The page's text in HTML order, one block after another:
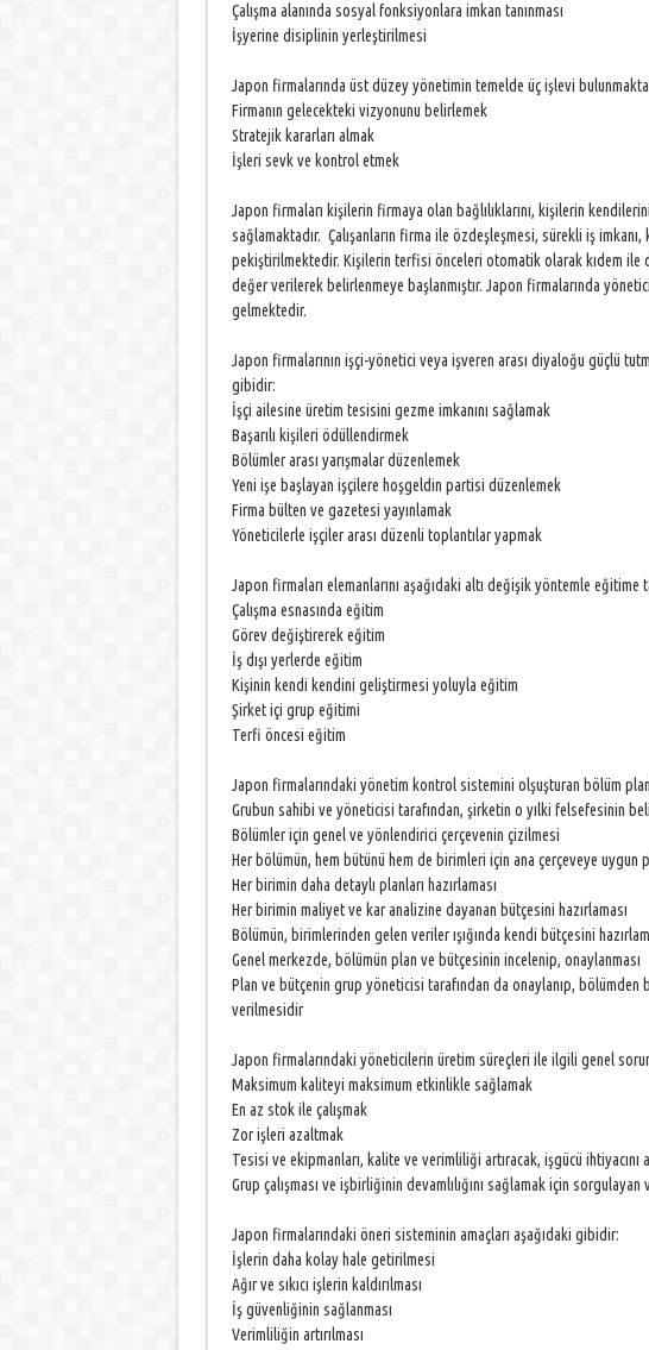
Çalışma alanında sosyal fonksiyonlara imkan tanınması
İşyerine disiplinin yerleştirilmesi
Japon firmalarında üst düzey yönetimin temelde üç işlevi
Firmanın gelecekteki vizyonunu belirlemek
Stratejik kararları almak
İşleri sevk ve kontrol etmek
Japon firmaları kişilerin firmaya olan bağlılıklarını, kişilerin
sağlamaktadır. Çalışanların firma ile özdeşleşmesi, sürekli iş
pekiştirilmektedir. Kişilerin terfisi önceleri otomatik olarak kıdem ile
değer verilerek belirlenmeye başlanmıştır. Japon firmalarında
gelmektedir.
Japon firmalarının işçi-yönetici veya işveren arası diyaloğu güçlü
gibidir:
İşçi ailesine üretim tesisini gezme imkanını sağlamak
Başarılı kişileri ödüllendirmek
Bölümler arası yarışmalar düzenlemek
Yeni işe başlayan işçilere hoşgeldin partisi düzenlemek
Firma bülten ve gazetesi yayınlamak
Yöneticilerle işçiler arası düzenli toplantılar yapmak
Japon firmaları elemanlarını aşağıdaki altı değişik yöntemle eğitime
Çalışma esnasında eğitim
Görev değiştirerek eğitim
İş dışı yerlerde eğitim
Kişinin kendi kendini geliştirmesi yoluyla eğitim
Şirket içi grup eğitimi
Terfi öncesi eğitim
Japon firmalarındaki yönetim kontrol sistemini olşuşturan bölüm
Grubun sahibi ve yöneticisi tarafından, şirketin o yılki felsefesinin
Bölümler için genel ve yönlendirici çerçevenin çizilmesi
Her bölümün, hem bütünü hem de birimleri için ana çerçeveye uygun
Her birimin daha detaylı planları hazırlaması
Her birimin maliyet ve kar analizine dayanan bütçesini hazırlaması
Bölümün, birimlerinden gelen veriler ışığında kendi bütçesini
Genel merkezde, bölümün plan ve bütçesinin incelenip, onaylanması
Plan ve bütçenin grup yöneticisi tarafından da onaylanıp,
verilmesidir
Japon firmalarındaki yöneticilerin üretim süreçleri ile ilgili genel
Maksimum kaliteyi maksimum etkinlikle sağlamak
En az stok ile çalışmak
Zor işleri azaltmak
Tesisi ve ekipmanları, kalite ve verimliliği artıracak, işgücü
Grup çalışması ve işbirliğinin devamlılığını sağlamak için
Japon firmalarındaki öneri sisteminin amaçları aşağıdaki gibidir:
İşlerin daha kolay hale getirilmesi
Ağır ve sıkıcı işlerin kaldırılması
İş güvenliğinin sağlanması
Verimliliğin artırılması